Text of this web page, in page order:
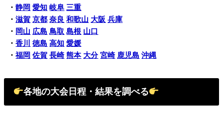
・静岡 愛知 岐阜 三重
・滋賀 京都 奈良 和歌山 大阪 兵庫
・ 岡山 広島 鳥取 島根 山口
・香川 徳島 高知 愛媛
・福岡 佐賀 長崎 熊本 大分 宮崎 鹿児島 沖縄
各地の大会日程・結果を調べる